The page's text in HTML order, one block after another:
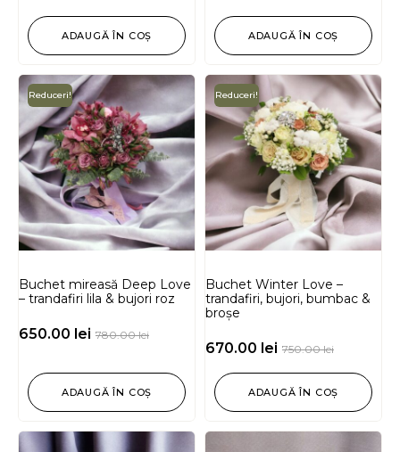
ADAUGĂ ÎN COȘ ADAUGĂ ÎN COȘ
Reduceri!
Buchet mireasă Deep Love
– trandafiri lila & bujori roz
780.00lei
650.00 lei
ADAUGĂ ÎN COȘ
Reduceri!
Buchet Winter Love –
trandafiri, bujori, bumbac &
broșe
750.00lei
670.00 lei
ADAUGĂ ÎN COȘ